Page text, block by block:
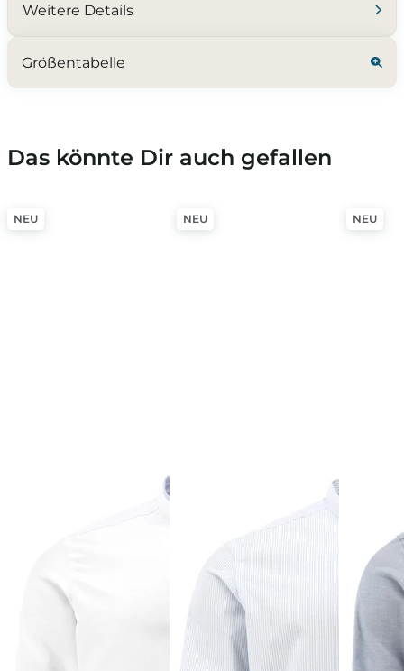
Weitere Details
Größentabelle
Das könnte Dir auch gefallen
NEU NEU NEU